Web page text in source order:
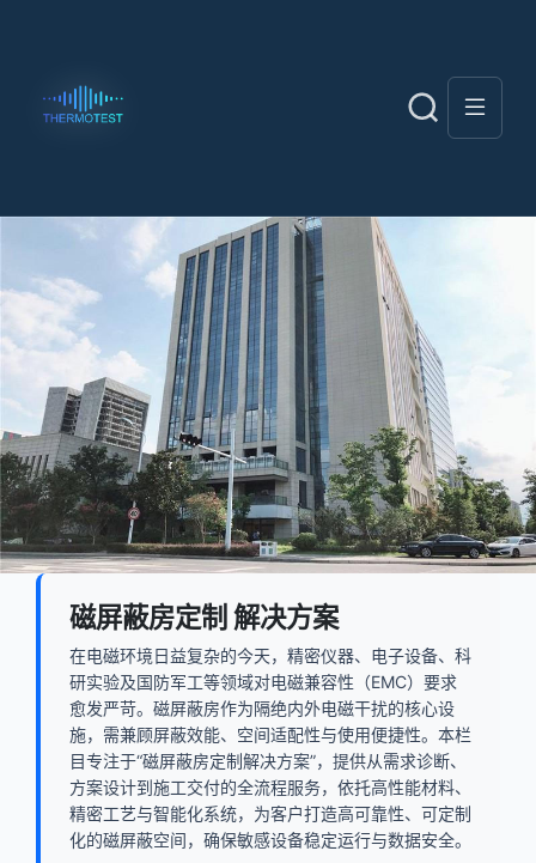
磁屏蔽房定制 解决方案
在电磁环境日益复杂的今天，精密仪器、电子设备、科
研实验及国防军工等领域对电磁兼容性（EMC）要求
愈发严苛。磁屏蔽房作为隔绝内外电磁干扰的核心设
施，需兼顾屏蔽效能、空间适配性与使用便捷性。本栏
目专注于“磁屏蔽房定制解决方案”，提供从需求诊断、
方案设计到施工交付的全流程服务，依托高性能材料、
精密工艺与智能化系统，为客户打造高可靠性、可定制
化的磁屏蔽空间，确保敏感设备稳定运行与数据安全。